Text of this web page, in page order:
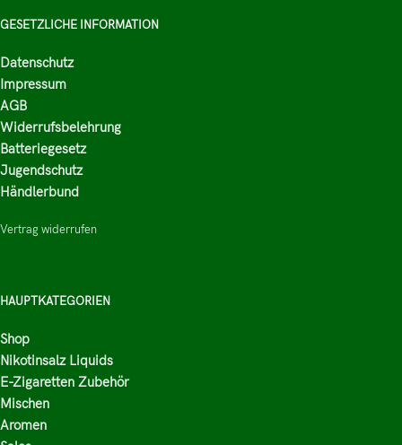
GESETZLICHE INFORMATION
Datenschutz
Impressum
AGB
Widerrufsbelehrung
Batteriegesetz
Jugendschutz
Händlerbund
Vertrag widerrufen
HAUPTKATEGORIEN
Shop
Nikotinsalz Liquids
E-Zigaretten Zubehör
Mischen
Aromen